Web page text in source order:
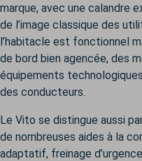
marque, avec une calandre
de l’image classique des
l’habitacle est fonctionnel
de bord bien agencée, des
équipements
des conducteurs.
Le Vito se distingue aussi
de nombreuses aides à la
adaptatif, freinage